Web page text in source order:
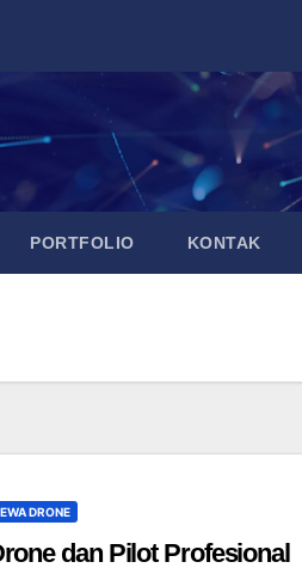
PORTFOLIO KONTAK
DRONE
dan Pilot Profesional